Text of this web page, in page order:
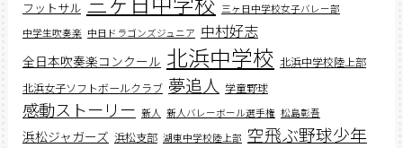
フットサル
三ヶ日中学校女子バレー部
中学生吹奏楽 中日ドラゴンズジュニア 中村好志
全日本吹奏楽コンクール 北浜中学校 北浜中学校陸上部
北浜女子ソフトボールクラブ 夢追人 学童野球
感動ストーリー 新人 新人バレーボール選手権 松島彰吾
浜松ジャガーズ 浜松支部 湖東中学校陸上部 空飛ぶ野球少年